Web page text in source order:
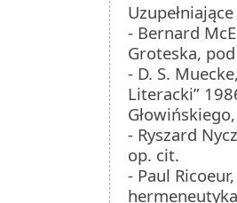
Uzupełniające
- Bernard
Groteska,
- D. S.
Literacki”
- Ryszard
op. cit.
- Paul